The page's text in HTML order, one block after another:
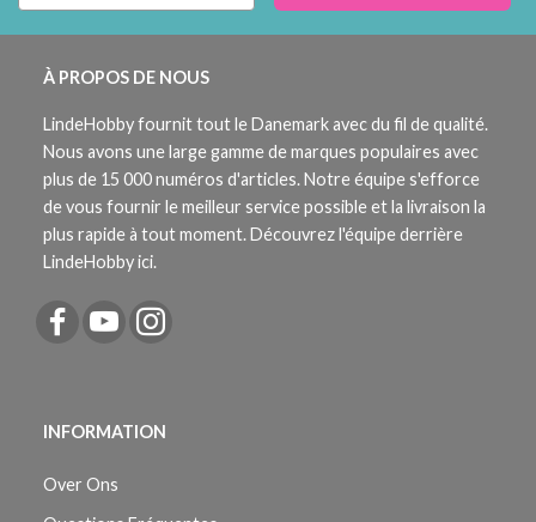
À PROPOS DE NOUS
LindeHobby fournit tout le Danemark avec du fil de qualité.
Nous avons une large gamme de marques populaires avec
plus de 15 000 numéros d'articles. Notre équipe s'efforce
de vous fournir le meilleur service possible et la livraison la
plus rapide à tout moment. Découvrez l'équipe derrière
LindeHobby ici.
INFORMATION
Over Ons